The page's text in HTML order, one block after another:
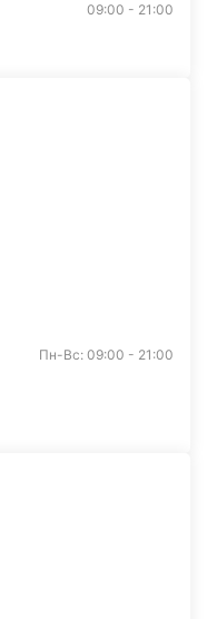
09:00 - 21:00
Пн-Вс: 09:00 - 21:00